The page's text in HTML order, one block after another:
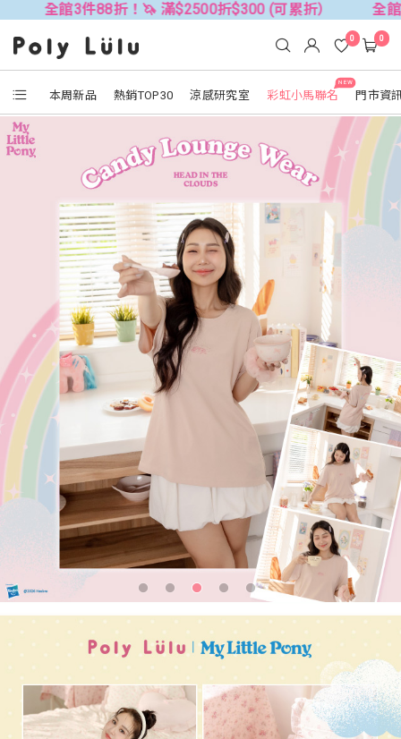
件88折！🦄 滿$2500折$300 (可累折） 全館3件88折！
本周新品 熱銷TOP30 涼感研究室
NEW
彩虹小馬聯名 門市資
0 0